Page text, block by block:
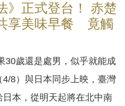
》正式登台！ 赤楚
享美味早餐 竟觸
30歲還是處男，似乎就能成
8）與日本同步上映，臺灣
本，從明天起將在北中南